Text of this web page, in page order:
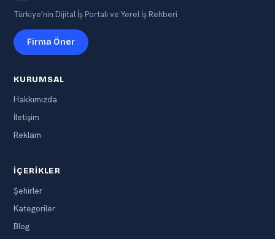
Türkiye'nin Dijital İş Portalı ve Yerel İş Rehberi
Firma Öner
KURUMSAL
Hakkımızda
İletişim
Reklam
İÇERIKLER
Şehirler
Kategoriler
Blog